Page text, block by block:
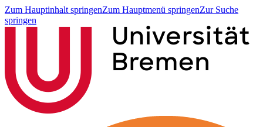
Zum Hauptinhalt springenZum Hauptmenü springenZur Suche
springen